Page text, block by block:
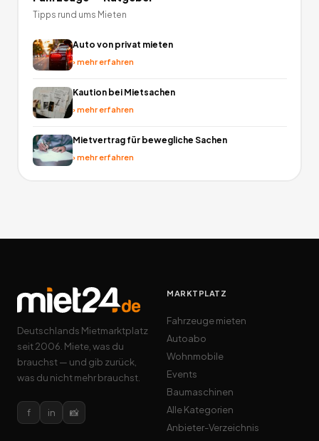
Tipps rund ums Mieten
Auto von privat mieten
›mehr erfahren
Kaution bei Mietsachen
›mehr erfahren
Mietvertrag für bewegliche Sachen
›mehr erfahren
Deutschlands Mietmarktplatz
seit 2006. Miete, was du
brauchst — und gib zurück,
was du nicht mehr brauchst.
f in 📸
MARKTPLATZ
Fahrzeuge mieten
Autoabo
Wohnmobile
Events
Baumaschinen
Alle Kategorien
Anbieter-Verzeichnis